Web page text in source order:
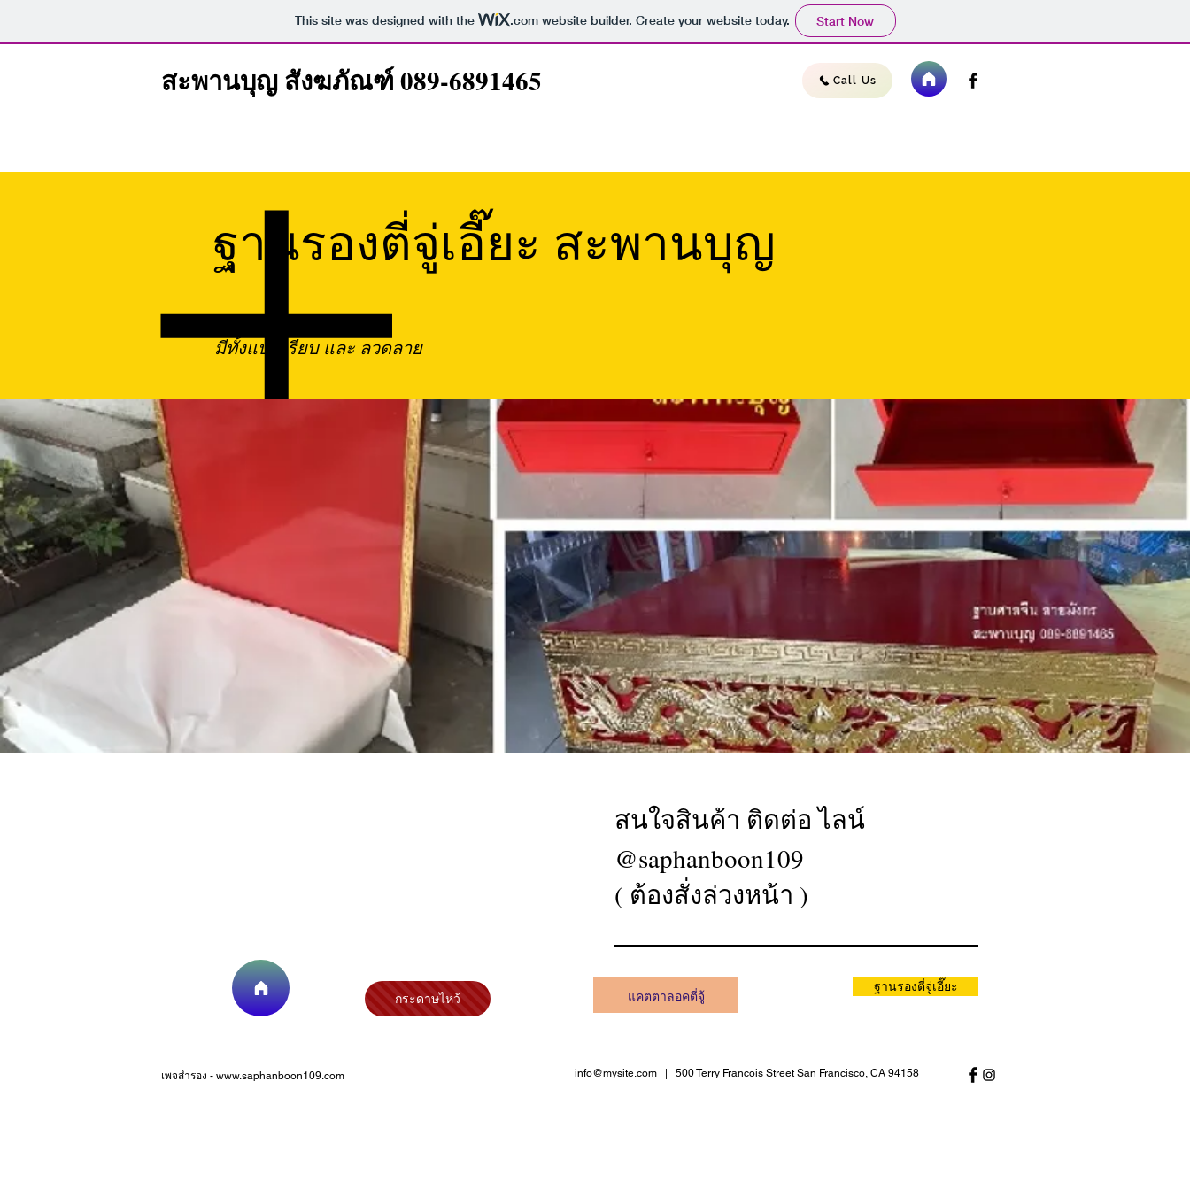
This site was designed with the .comwebsite builder. Create your website today. Start Now
สะพานบุญ สังฆภัณฑ์ 089-6891465 Call Us
ฐานรองตี่จู่เอี๊ยะ สะพานบุญ
มีทั้งแบบเรียบ และ ลวดลาย
สนใจสินค้า ติดต่อ ไลน์
@saphanboon109
( ต้องสั่งล่วงหน้า )
กระดาษไหว้ แคตตาลอคตี่จู้ ฐานรองตี่จู่เอี๊ยะ
เพจสำรอง - www.saphanboon109.com info@mysite.com | 500 Terry Francois Street San Francisco, CA 94158